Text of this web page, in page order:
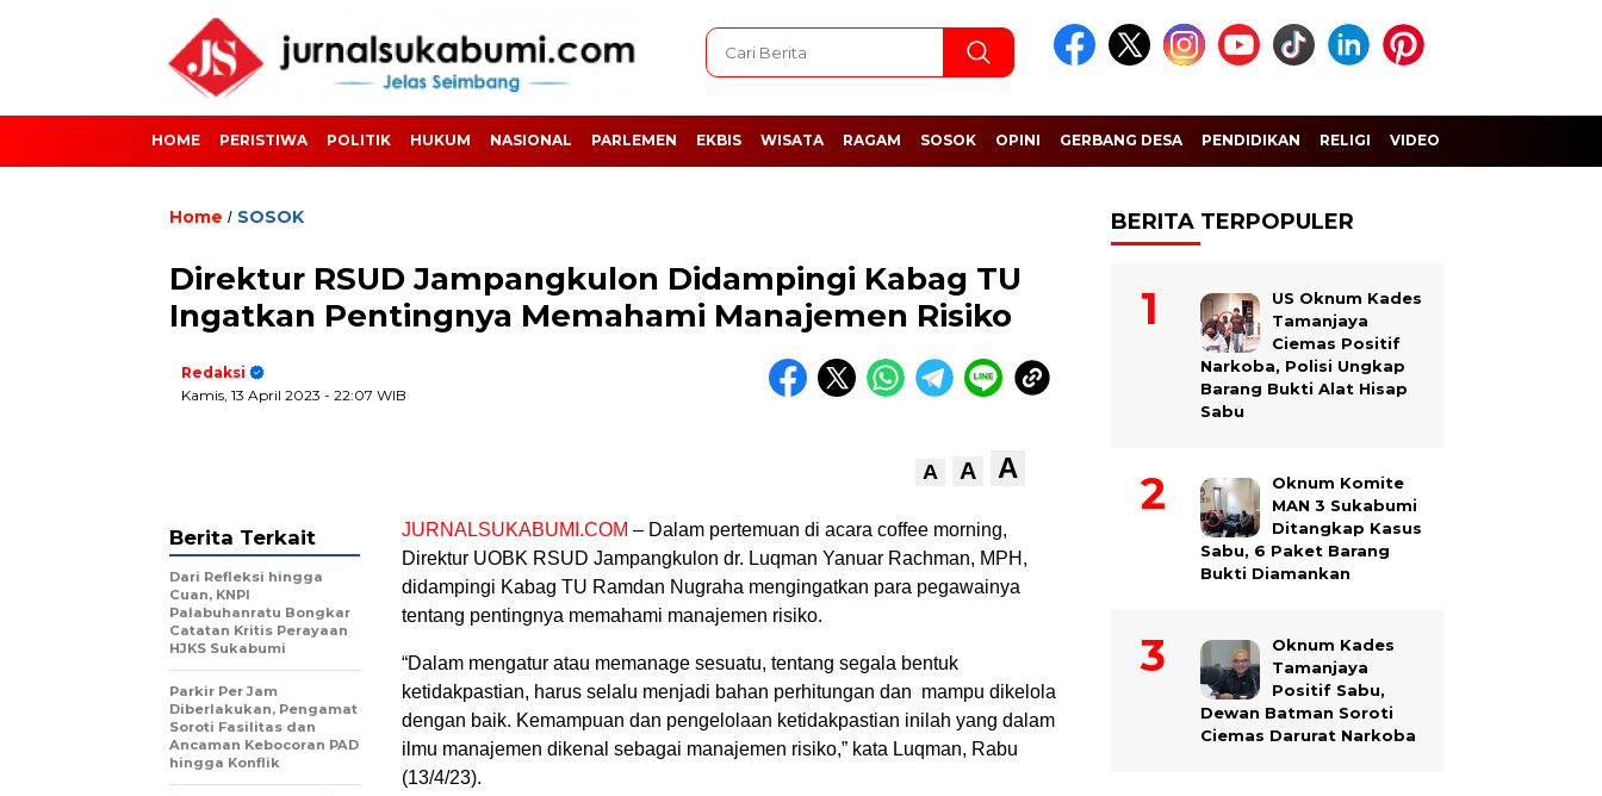
HOME PERISTIWA POLITIK HUKUM NASIONAL PARLEMEN EKBIS WISATA RAGAM SOSOK OPINI GERBANG DESA PENDIDIKAN RELIGI VIDEO
Home / SOSOK
Direktur RSUD Jampangkulon Didampingi Kabag TU
Ingatkan Pentingnya Memahami Manajemen Risiko
Redaksi
Kamis, 13 April 2023 - 22:07 WIB
A A A
JURNALSUKABUMI.COM – Dalam pertemuan di acara coffee morning,
Direktur UOBK RSUD Jampangkulon dr. Luqman Yanuar Rachman, MPH,
didampingi Kabag TU Ramdan Nugraha mengingatkan para pegawainya
tentang pentingnya memahami manajemen risiko.
“Dalam mengatur atau memanage sesuatu, tentang segala bentuk
ketidakpastian, harus selalu menjadi bahan perhitungan dan mampu dikelola
dengan baik. Kemampuan dan pengelolaan ketidakpastian inilah yang dalam
ilmu manajemen dikenal sebagai manajemen risiko,” kata Luqman, Rabu
(13/4/23).
Berita Terkait
Dari Refleksi hingga
Cuan, KNPI
Palabuhanratu Bongkar
Catatan Kritis Perayaan
HJKS Sukabumi
Parkir Per Jam
Diberlakukan, Pengamat
Soroti Fasilitas dan
Ancaman Kebocoran PAD
hingga Konflik
BERITA TERPOPULER
US Oknum Kades
Tamanjaya
Ciemas Positif
Narkoba, Polisi Ungkap
Barang Bukti Alat Hisap
Sabu
Oknum Komite
MAN 3 Sukabumi
Ditangkap Kasus
Sabu, 6 Paket Barang
Bukti Diamankan
Oknum Kades
Tamanjaya
Positif Sabu,
Dewan Batman Soroti
Ciemas Darurat Narkoba